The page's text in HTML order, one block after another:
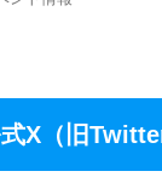
X（旧Twitter